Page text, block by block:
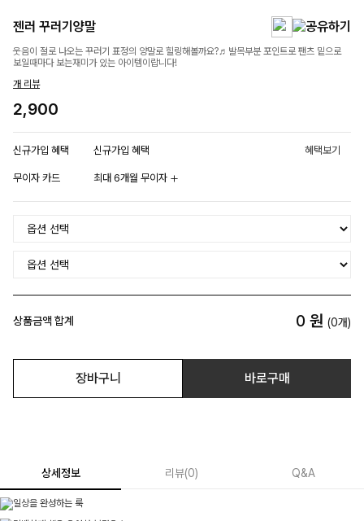
젠러 꾸러기양말
웃음이 절로 나오는 꾸러기 표정의 양말로 힐링해볼까요?♬발목부분 포인트로 팬츠 밑으로
보일때마다 보는재미가 있는 아이템이랍니다!
개 리뷰
2,900
신규가입 혜택 신규가입 혜택 혜택보기
무이자 카드 최대 6개월 무이자
상품금액 합계 0 원 (0개)
장바구니 바로구매
상세정보 리뷰(0) Q&A